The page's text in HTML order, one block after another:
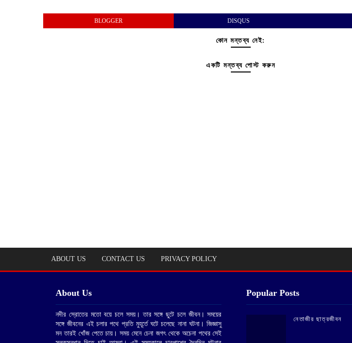
BLOGGER DISQUS
কোন মন্তব্য নেই:
একটি মন্তব্য পোস্ট করুন
ABOUT US CONTACT US PRIVACY POLICY
About Us
নদীর স্রোতের মতো বয়ে চলে সময়। তার সঙ্গে ছুটে চলে জীবন। সময়ের
সঙ্গে জীবনের এই চলার পথে প্রতি মুহূর্তে ঘটে চলেছে নানা ঘটনা। জিজ্ঞাসু
মন তারই খোঁজ পেতে চায়। সময় মেনে চেনা জগৎ থেকে অচেনা পথের সেই
Popular Posts
‌নেতাজীর ছাত্রজীবন